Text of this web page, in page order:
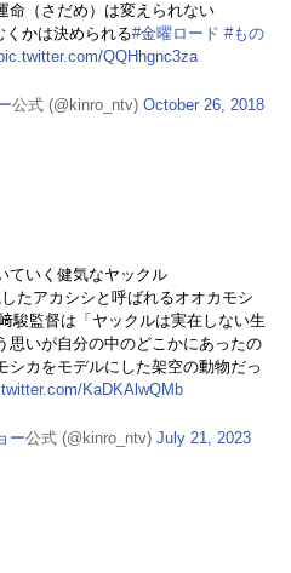
命（さだめ）は変えられない
くかは決められる#金曜ロード #もの
QQHhgnc3za
公式 (@kinro_ntv) October 26, 2018
ていく健気なヤックル
たアカシシと呼ばれるオオカモシ
駿監督は「ヤックルは実在しない生
思いが自分の中のどこかにあったの
シカをモデルにした架空の動物だっ
KaDKAlwQMb
ー公式 (@kinro_ntv) July 21, 2023